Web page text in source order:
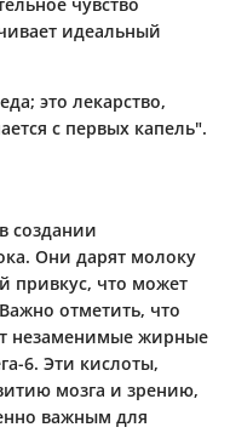
чувство
идеальный
это лекарство,
с первых капель".
создании
Они дарят молоку
привкус, что может
отметить, что
незаменимые жирные
6. Эти кислоты,
мозга и зрению,
важным для